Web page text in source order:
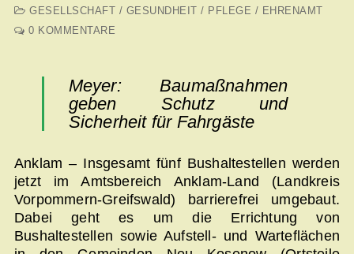
GESELLSCHAFT / GESUNDHEIT / PFLEGE / EHRENAMT
0 KOMMENTARE
Meyer: Baumaßnahmen
geben Schutz und
Sicherheit für Fahrgäste
Anklam – Insgesamt fünf Bushaltestellen werden
jetzt im Amtsbereich Anklam-Land (Landkreis
Vorpommern-Greifswald) barrierefrei umgebaut.
Dabei geht es um die Errichtung von
Bushaltestellen sowie Aufstell- und Warteflächen